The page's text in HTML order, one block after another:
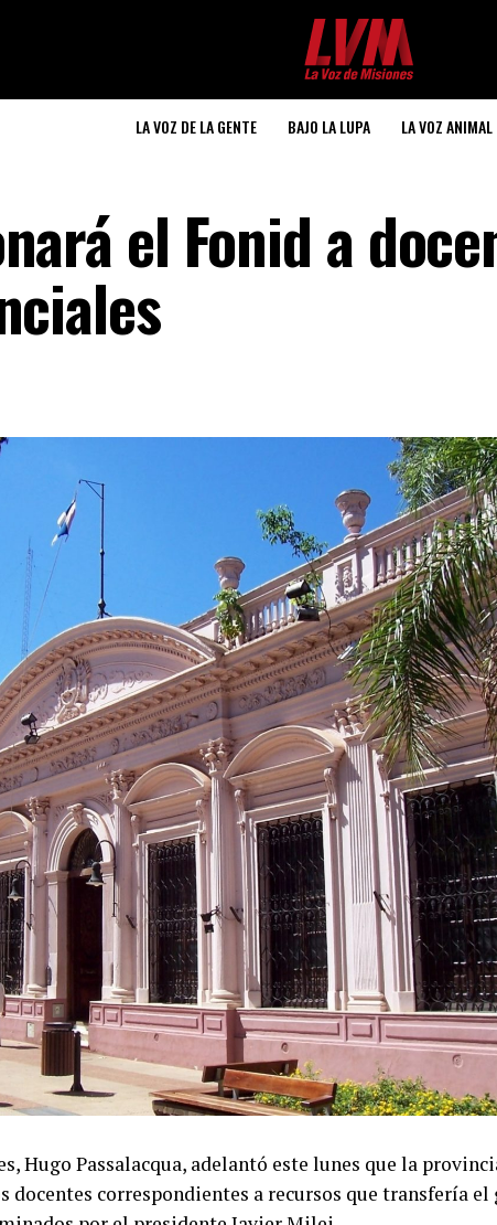
LA VOZ DE LA GENTE BAJO LA LUPA LA VOZ ANIMAL
el Fonid a
Hugo Passalacqua, adelantó este lunes que la
docentes correspondientes a recursos que transfería el